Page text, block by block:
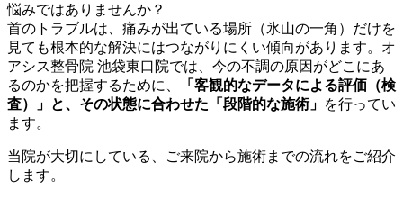
悩みではありませんか？
首のトラブルは、痛みが出ている場所（氷山の一角）だけを
見ても根本的な解決にはつながりにくい傾向があります。オ
アシス整骨院 池袋東口院では、今の不調の原因がどこにあ
るのかを把握するために、
「客観的なデータによる評価（検
査）」と、その状態に合わせた「段階的な施術」 を行ってい
ます。
当院が大切にしている、ご来院から施術までの流れをご紹介
します。